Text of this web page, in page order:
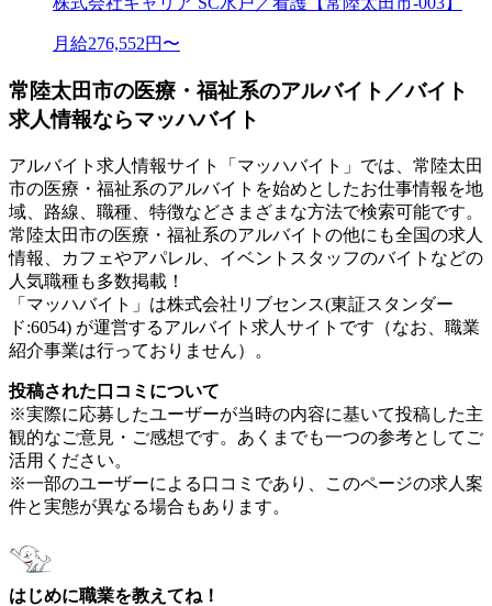
月給276,552円〜
常陸太田市の医療・福祉系のアルバイト／バイト
求人情報ならマッハバイト
アルバイト求人情報サイト「マッハバイト」では、常陸太田
市の医療・福祉系のアルバイトを始めとしたお仕事情報を地
域、路線、職種、特徴などさまざまな方法で検索可能です。
常陸太田市の医療・福祉系のアルバイトの他にも全国の求人
情報、カフェやアパレル、イベントスタッフのバイトなどの
人気職種も多数掲載！
「マッハバイト」は株式会社リブセンス(東証スタンダー
ド:6054) が運営するアルバイト求人サイトです（なお、職業
紹介事業は行っておりません）。
投稿された口コミについて
※実際に応募したユーザーが当時の内容に基いて投稿した主
観的なご意見・ご感想です。あくまでも一つの参考としてご
活用ください。
※一部のユーザーによる口コミであり、このページの求人案
件と実態が異なる場合もあります。
はじめに職業を教えてね！